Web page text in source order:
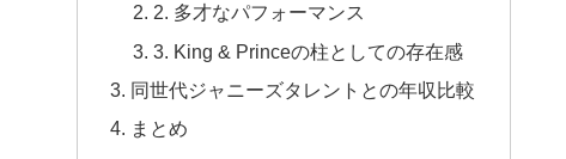
2. 多才なパフォーマンス
3. King & Princeの柱としての存在感
同世代ジャニーズタレントとの年収比較
まとめ